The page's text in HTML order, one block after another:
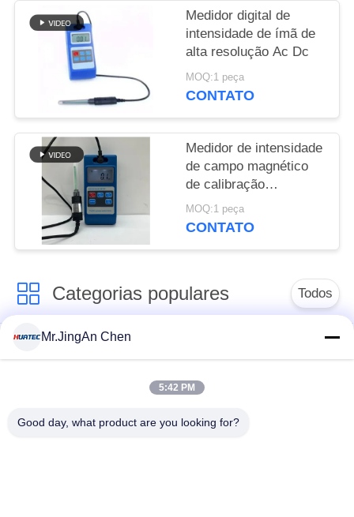
Medidor digital de
intensidade de ímã de
alta resolução Ac Dc
MOQ:1 peça
CONTATO
Medidor de intensidade
de campo magnético
de calibração
automática 3000mt
Magnetômetro digital
MOQ:1 peça
CONTATO
Categorias populares Todos
Ultrasonic detector
medição de
espessura
Revestimento de
Mr.JingAn Chen
5:42 PM
Good day, what product are you looking for?